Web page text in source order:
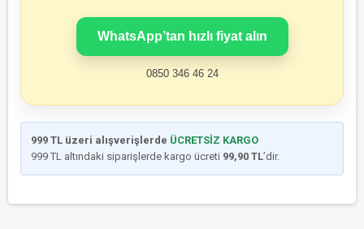
WhatsApp’tan hızlı fiyat alın
0850 346 46 24
999 TL üzeri alışverişlerde ÜCRETSİZ KARGO
999 TL altındaki siparişlerde kargo ücreti 99,90 TL’dir.